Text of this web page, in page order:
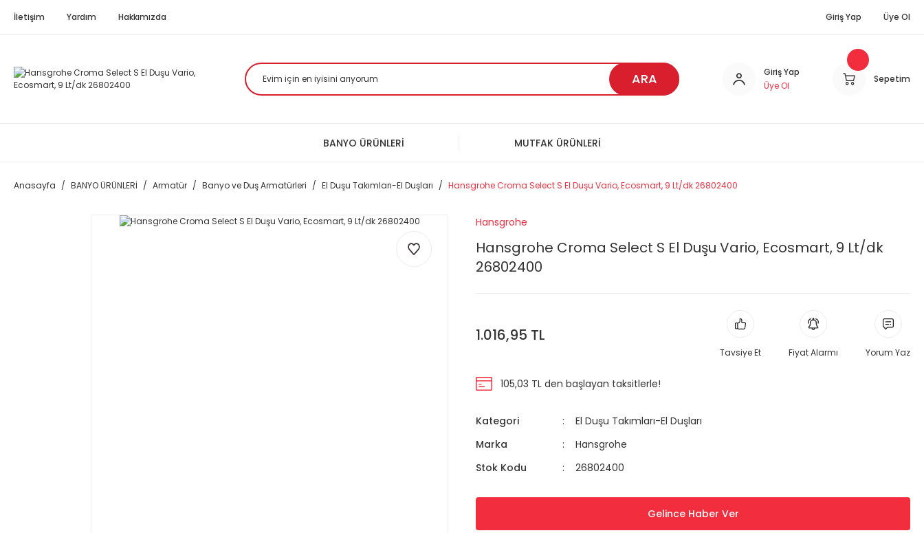
İletişim Yardım Hakkımızda Giriş Yap Üye Ol
ARA
Giriş Yap
Üye Ol
Sepetim
BANYO ÜRÜNLERİ MUTFAK ÜRÜNLERİ
Anasayfa BANYO ÜRÜNLERİ Armatür Banyo ve Duş Armatürleri El Duşu Takımları-El Duşları Hansgrohe Croma Select S El Duşu Vario, Ecosmart, 9 Lt/dk 26802400
Hansgrohe
Hansgrohe Croma Select S El Duşu Vario, Ecosmart, 9 Lt/dk
26802400
1.016,95 TL
Tavsiye Et Fiyat Alarmı Yorum Yaz
105,03 TL den başlayan taksitlerle!
Kategori
El Duşu Takımları-El Duşları
Marka
Hansgrohe
Stok Kodu
26802400
Gelince Haber Ver